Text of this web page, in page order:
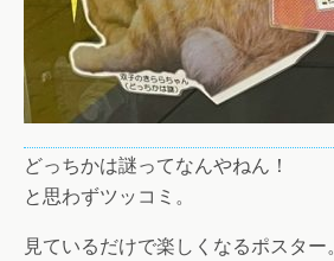
どっちかは謎ってなんやねん！
と思わずツッコミ。
見ているだけで楽しくなるポスター。